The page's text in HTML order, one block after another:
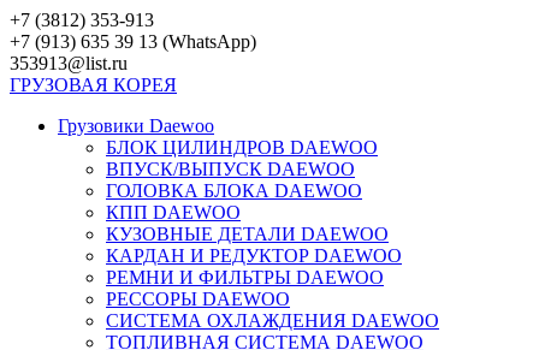
Перейти
к
контенту
+7 (3812) 353-913
+7 (913) 635 39 13 (WhatsApp)
353913@list.ru
ГРУЗОВАЯ КОРЕЯ
Грузовики Daewoo
БЛОК ЦИЛИНДРОВ DAEWOO
ВПУСК/ВЫПУСК DAEWOO
ГОЛОВКА БЛОКА DAEWOO
КПП DAEWOO
КУЗОВНЫЕ ДЕТАЛИ DAEWOO
КАРДАН И РЕДУКТОР DAEWOO
РЕМНИ И ФИЛЬТРЫ DAEWOO
РЕССОРЫ DAEWOO
СИСТЕМА ОХЛАЖДЕНИЯ DAEWOO
ТОПЛИВНАЯ СИСТЕМА DAEWOO